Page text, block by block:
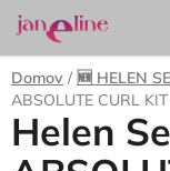
Prejsť
na
obsah
Domov / 🆕 HELEN
ABSOLUTE CURL
Helen